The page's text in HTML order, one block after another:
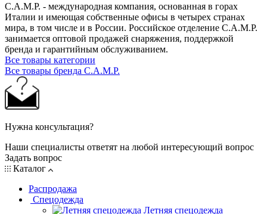
C.A.M.P. - международная компания, основанная в горах
Италии и имеющая собственные офисы в четырех странах
мира, в том числе и в России. Российское отделение C.A.M.P.
занимается оптовой продажей снаряжения, поддержкой
бренда и гарантийным обслуживанием.
Все товары категории
Все товары бренда C.A.M.P.
Нужна консультация?
Наши специалисты ответят на любой интересующий вопрос
Задать вопрос
Каталог
Распродажа
Спецодежда
Летняя спецодежда